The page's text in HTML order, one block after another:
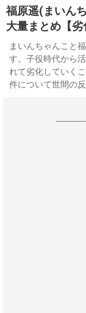
福原遥(まいん
大量まとめ【劣
まいんちゃんこと
す。子役時代から
れて劣化していく
件について世間の